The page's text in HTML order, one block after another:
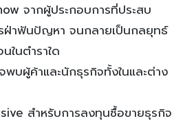
จากผู้ประกอบการที่ประสบ
รฝ่าฟันปัญหา จนกลายเป็นกลยุทธ์
ในตำราใด
พบผู้ค้าและนักธุรกิจทั้งในและต่าง
สำหรับการลงทุนซื้อขายธุรกิจ